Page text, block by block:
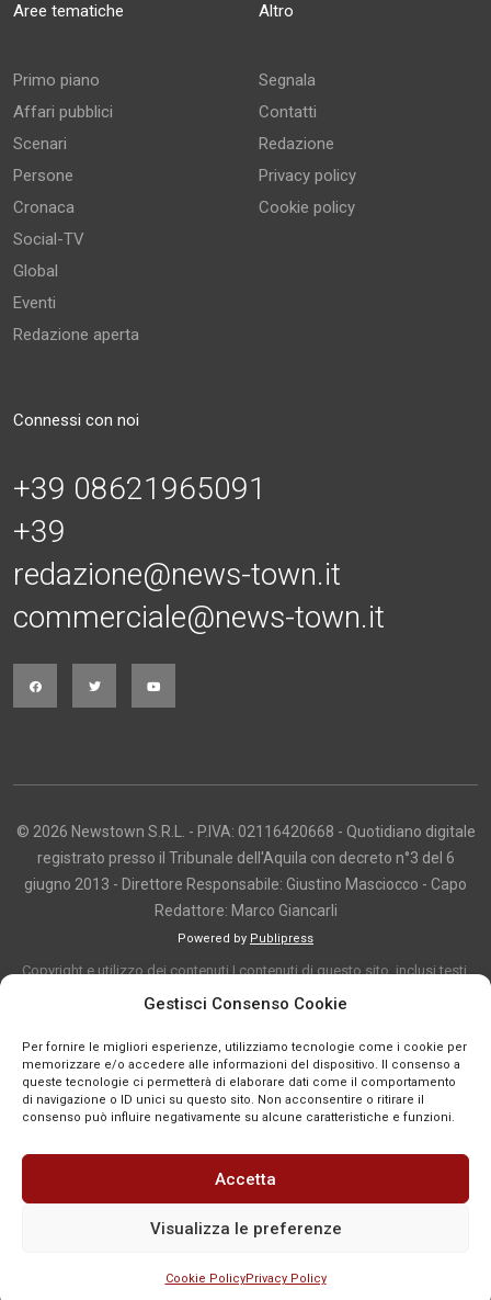
Gestisci Consenso Cookie
Per fornire le migliori esperienze, utilizziamo tecnologie come i cookie per
memorizzare e/o accedere alle informazioni del dispositivo. Il consenso a
queste tecnologie ci permetterà di elaborare dati come il comportamento
di navigazione o ID unici su questo sito. Non acconsentire o ritirare il
consenso può influire negativamente su alcune caratteristiche e funzioni.
Accetta
Visualizza le preferenze
Cookie PolicyPrivacy Policy
Aree tematiche
Primo piano
Affari pubblici
Scenari
Persone
Cronaca
Social-TV
Global
Eventi
Redazione aperta
Altro
Segnala
Contatti
Redazione
Privacy policy
Cookie policy
Connessi con noi
+39 08621965091
+39
redazione@news-town.it
commerciale@news-town.it
© 2026 Newstown S.R.L. - P.IVA: 02116420668 - Quotidiano digitale
registrato presso il Tribunale dell'Aquila con decreto n°3 del 6
giugno 2013 - Direttore Responsabile: Giustino Masciocco - Capo
Redattore: Marco Giancarli
Powered by Publipress
Copyright e utilizzo dei contenuti I contenuti di questo sito, inclusi testi,
articoli, immagini, fotografie, video e grafica, sono protetti da copyright e
indicazione. La riproduzione totale o parziale dei contenuti è consentita
solo previa autorizzazione o citando chiaramente la fonte, con link diretto
alla pagina originale, quando previsto. I contenuti provenienti da terze
parti sono pubblicati a fini informativi e restano di proprietà dei legittimi
titolari dei diritti. Se un contenuto viola diritti d’autore o norme vigenti, è
possibile segnalarlo per la verifica e l’eventuale rimozione tramite
comunicazione mail all'indirizzo redazione@news-town.it